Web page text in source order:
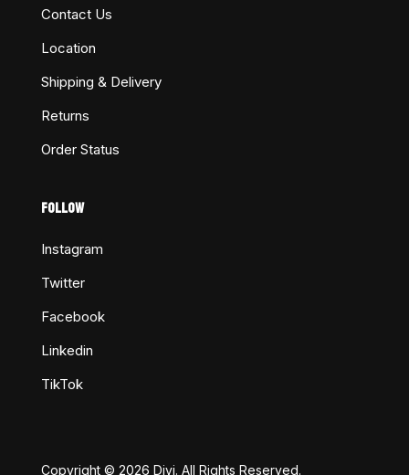
Contact Us
Location
Shipping & Delivery
Returns
Order Status
FOLLOW
Instagram
Twitter
Facebook
Linkedin
TikTok
Copyright © 2026 Divi. All Rights Reserved.